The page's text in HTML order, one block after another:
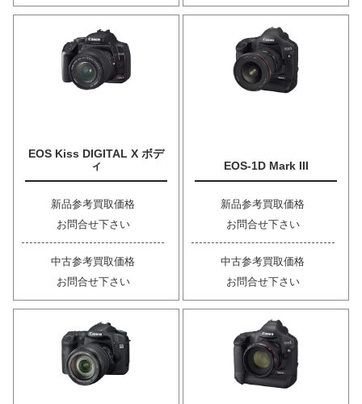
EOS Kiss DIGITAL X ボデ
ィ
新品参考買取価格
お問合せ下さい
中古参考買取価格
お問合せ下さい
EOS-1D Mark III
新品参考買取価格
お問合せ下さい
中古参考買取価格
お問合せ下さい